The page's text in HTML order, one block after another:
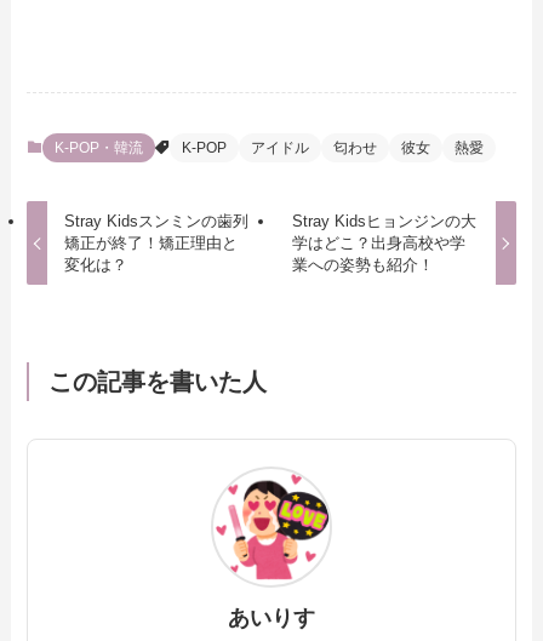
K-POP・韓流 K-POP アイドル 匂わせ 彼女 熱愛
Stray Kidsスンミンの歯列
矯正が終了！矯正理由と
変化は？
Stray Kidsヒョンジンの大
学はどこ？出身高校や学
業への姿勢も紹介！
この記事を書いた人
あいりす